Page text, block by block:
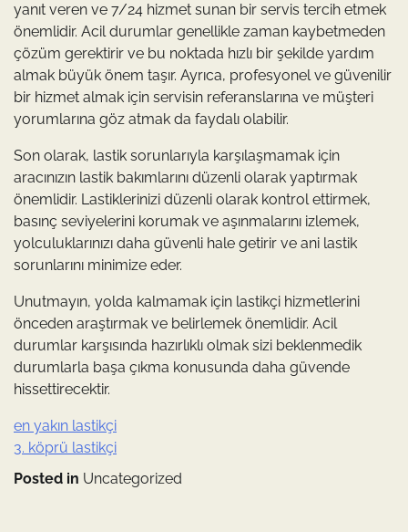
yanıt veren ve 7/24 hizmet sunan bir servis tercih etmek
önemlidir. Acil durumlar genellikle zaman kaybetmeden
çözüm gerektirir ve bu noktada hızlı bir şekilde yardım
almak büyük önem taşır. Ayrıca, profesyonel ve güvenilir
bir hizmet almak için servisin referanslarına ve müşteri
yorumlarına göz atmak da faydalı olabilir.
Son olarak, lastik sorunlarıyla karşılaşmamak için
aracınızın lastik bakımlarını düzenli olarak yaptırmak
önemlidir. Lastiklerinizi düzenli olarak kontrol ettirmek,
basınç seviyelerini korumak ve aşınmalarını izlemek,
yolculuklarınızı daha güvenli hale getirir ve ani lastik
sorunlarını minimize eder.
Unutmayın, yolda kalmamak için lastikçi hizmetlerini
önceden araştırmak ve belirlemek önemlidir. Acil
durumlar karşısında hazırlıklı olmak sizi beklenmedik
durumlarla başa çıkma konusunda daha güvende
hissettirecektir.
en yakın lastikçi
3. köprü lastikçi
Posted in Uncategorized